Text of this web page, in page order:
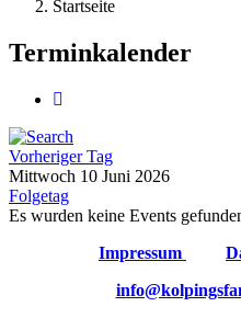
Startseite
Terminkalender
Vorheriger Tag
Mittwoch 10 Juni 2026
Folgetag
Es wurden keine Events
Impressum